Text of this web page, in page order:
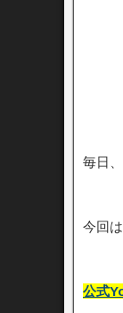
毎日
今回
公式